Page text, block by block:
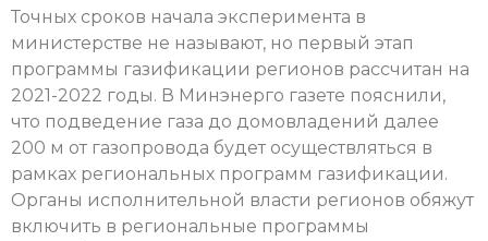
Точных сроков начала эксперимента в
министерстве не называют, но первый этап
программы газификации регионов рассчитан на
2021-2022 годы. В Минэнерго газете пояснили,
что подведение газа до домовладений далее
200 м от газопровода будет осуществляться в
рамках региональных программ газификации.
Органы исполнительной власти регионов обяжут
включить в региональные программы